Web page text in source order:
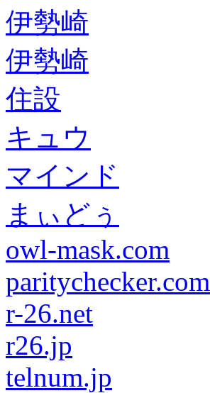
伊勢崎
伊勢崎
住設
キュウ
マインド
まぃどぅ
owl-mask.com
paritychecker.com
r-26.net
r26.jp
telnum.jp